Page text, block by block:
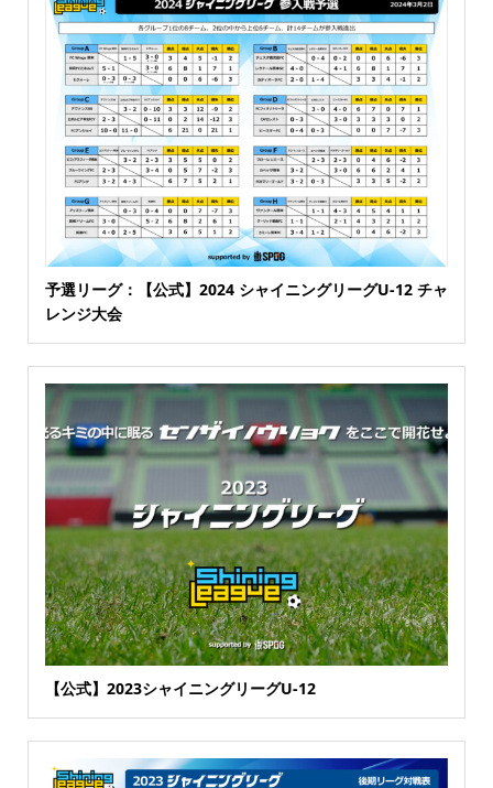
予選リーグ：【公式】2024 シャイニングリーグU-12 チャ
レンジ大会
【公式】2023シャイニングリーグU-12